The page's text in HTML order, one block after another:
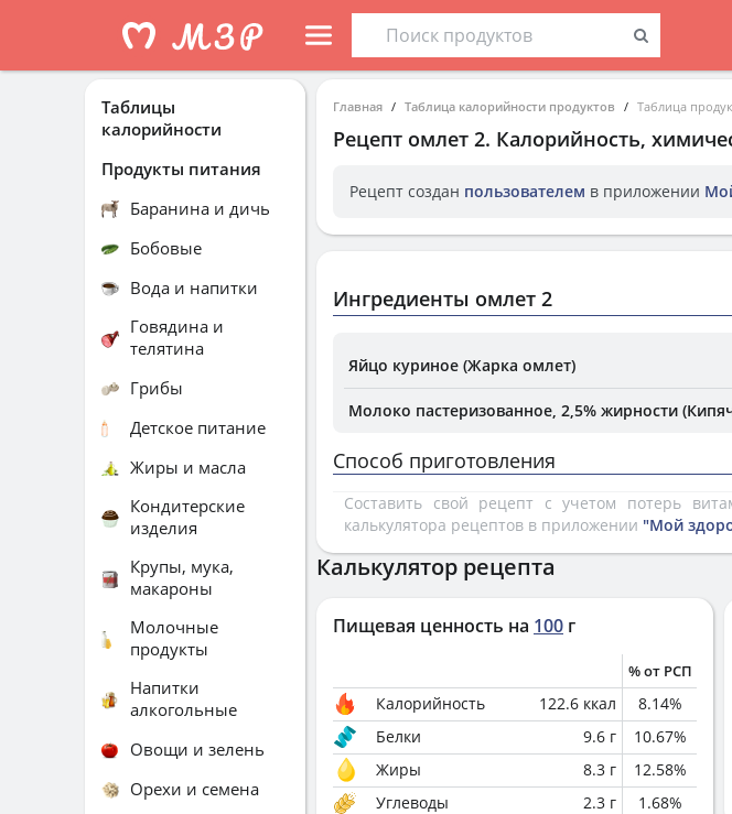
Главная Таблица калорийности продуктов Таблица
Рецепт омлет 2. Калорийность,
Рецепт создан пользователем в приложении
Ингредиенты омлет 2
Яйцо куриное (Жарка омлет)
Молоко пастеризованное, 2,5% жирности
Способ приготовления
Составить свой рецепт с учетом потерь
калькулятора рецептов в приложении "Мой
Калькулятор рецепта
Пищевая ценность на 100 г
% от РСП
Калорийность 122.6 ккал 8.14%
Белки
9.6 г 10.67%
Жиры
8.3 г 12.58%
Углеводы
2.3 г 1.68%
Таблицы
калорийности
Продукты питания
Баранина и дичь
Бобовые
Вода и напитки
Говядина и
телятина
Грибы
Детское питание
Жиры и масла
Кондитерские
изделия
Крупы, мука,
макароны
Молочные
продукты
Напитки
алкогольные
Овощи и зелень
Орехи и семена